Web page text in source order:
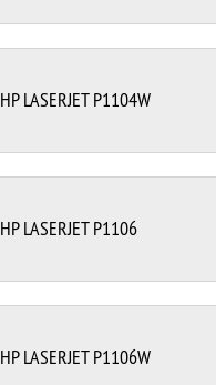
HP LASERJET P1104W
HP LASERJET P1106
HP LASERJET P1106W